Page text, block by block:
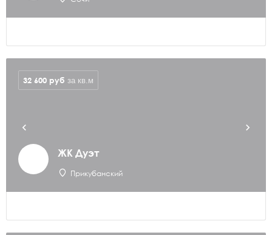
ЖК Дуэт
Прикубанский
32 600 руб за кв.м